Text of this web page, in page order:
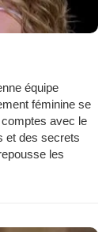
équipe
féminine se
avec le
et des secrets
les